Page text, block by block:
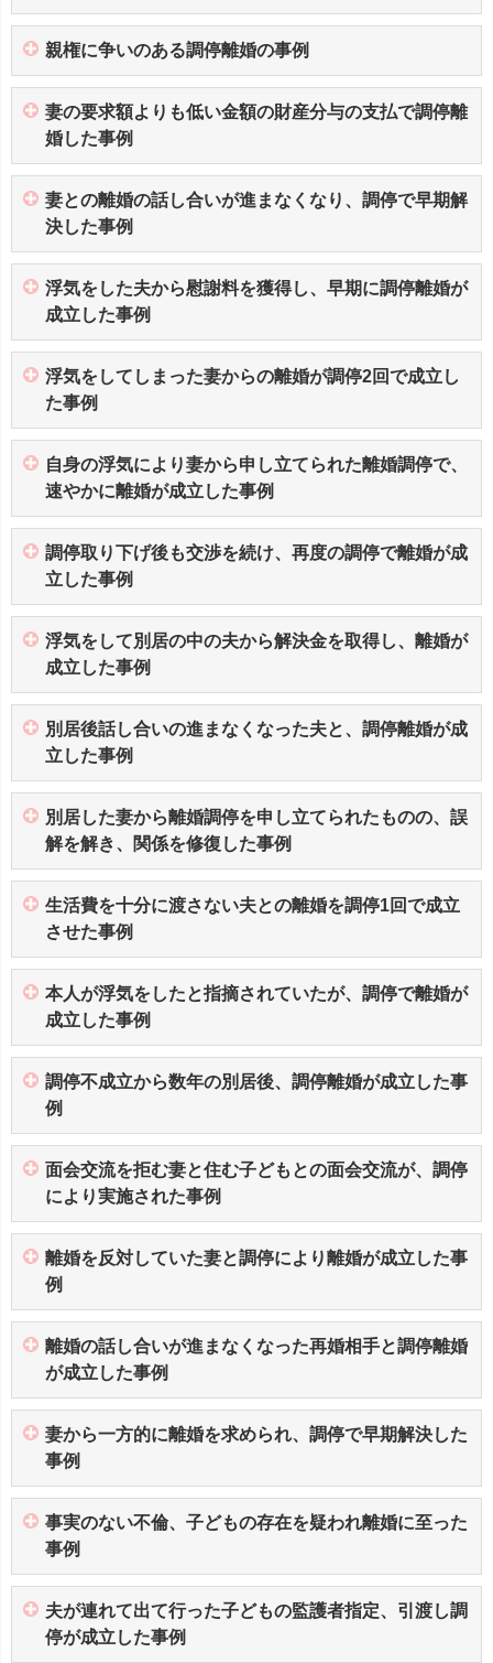
親権に争いのある調停離婚の事例
妻の要求額よりも低い金額の財産分与の支払で調停離
婚した事例
妻との離婚の話し合いが進まなくなり、調停で早期解
決した事例
浮気をした夫から慰謝料を獲得し、早期に調停離婚が
成立した事例
浮気をしてしまった妻からの離婚が調停2回で成立し
た事例
自身の浮気により妻から申し立てられた離婚調停で、
速やかに離婚が成立した事例
調停取り下げ後も交渉を続け、再度の調停で離婚が成
立した事例
浮気をして別居の中の夫から解決金を取得し、離婚が
成立した事例
別居後話し合いの進まなくなった夫と、調停離婚が成
立した事例
別居した妻から離婚調停を申し立てられたものの、誤
解を解き、関係を修復した事例
生活費を十分に渡さない夫との離婚を調停1回で成立
させた事例
本人が浮気をしたと指摘されていたが、調停で離婚が
成立した事例
調停不成立から数年の別居後、調停離婚が成立した事
例
面会交流を拒む妻と住む子どもとの面会交流が、調停
により実施された事例
離婚を反対していた妻と調停により離婚が成立した事
例
離婚の話し合いが進まなくなった再婚相手と調停離婚
が成立した事例
妻から一方的に離婚を求められ、調停で早期解決した
事例
事実のない不倫、子どもの存在を疑われ離婚に至った
事例
夫が連れて出て行った子どもの監護者指定、引渡し調
停が成立した事例